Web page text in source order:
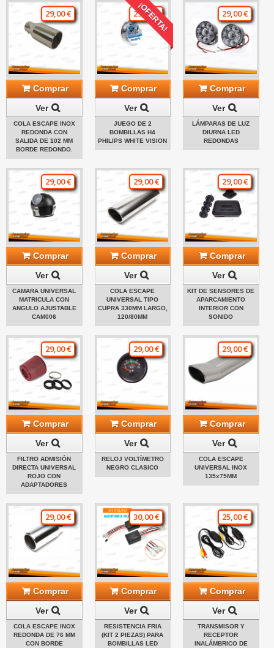
29,00 €
Comprar
Ver
COLA ESCAPE INOX
REDONDA CON
SALIDA DE 102 MM
BORDE REDONDO.
¡OFERTA!
29,00 €
Comprar
Ver
JUEGO DE 2
BOMBILLAS H4
PHILIPS WHITE VISION
29,00 €
Comprar
Ver
LÁMPARAS DE LUZ
DIURNA LED
REDONDAS
29,00 €
Comprar
Ver
CAMARA UNIVERSAL
MATRICULA CON
ANGULO AJUSTABLE
CAM006
29,00 €
Comprar
Ver
COLA ESCAPE
UNIVERSAL TIPO
CUPRA 330MM LARGO,
120/80MM
29,00 €
Comprar
Ver
KIT DE SENSORES DE
APARCAMIENTO
INTERIOR CON
SONIDO
29,00 €
Comprar
Ver
FILTRO ADMISIÓN
DIRECTA UNIVERSAL
ROJO CON
ADAPTADORES
29,00 €
Comprar
Ver
RELOJ VOLTÍMETRO
NEGRO CLASICO
29,00 €
Comprar
Ver
COLA ESCAPE
UNIVERSAL INOX
135x75MM
29,00 €
Comprar
Ver
COLA ESCAPE INOX
REDONDA DE 76 MM
CON BORDE
30,00 €
Comprar
Ver
RESISTENCIA FRIA
(KIT 2 PIEZAS) PARA
BOMBILLAS LED
25,00 €
Comprar
Ver
TRANSMISOR Y
RECEPTOR
INALÁMBRICO DE